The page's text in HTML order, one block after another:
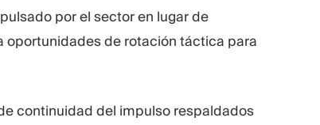
por el sector en lugar de
oportunidades de rotación táctica para
continuidad del impulso respaldados